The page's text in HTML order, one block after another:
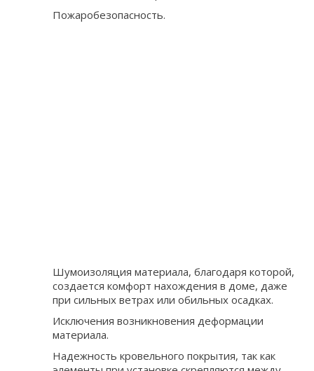
Пожаробезопасность.
Шумоизоляция материала, благодаря которой,
создается комфорт нахождения в доме, даже
при сильных ветрах или обильных осадках.
Исключения возникновения деформации
материала.
Надежность кровельного покрытия, так как